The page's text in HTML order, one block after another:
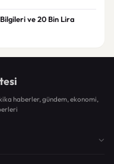
ve 20 Bin Lira
haberler, gündem, ekonomi,